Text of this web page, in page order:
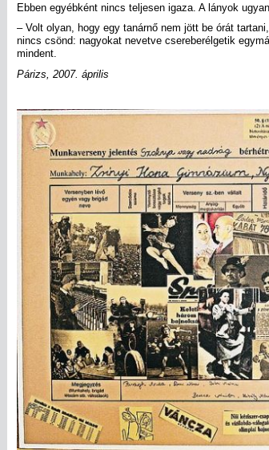
Ebben egyébként nincs teljesen igaza. A lányok
– Volt olyan, hogy egy tanárnő nem jött be órát
nincs csönd: nagyokat nevetve csereberélgetik
mindent.
Párizs, 2007. április